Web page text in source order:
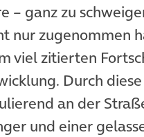
– ganz zu
nur zugenommen
viel zitierten
Durch
an der
und einer